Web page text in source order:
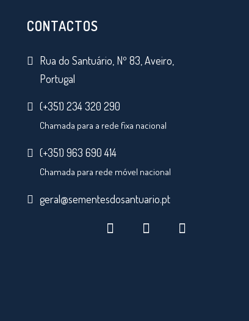
CONTACTOS
Rua do Santuário, Nº 83, Aveiro,
Portugal
(+351) 234 320 290
Chamada para a rede fixa nacional
(+351) 963 690 414
Chamada para rede móvel nacional
geral@sementesdosantuario.pt